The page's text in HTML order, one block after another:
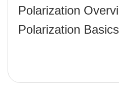
Polarization
Polarization Basics